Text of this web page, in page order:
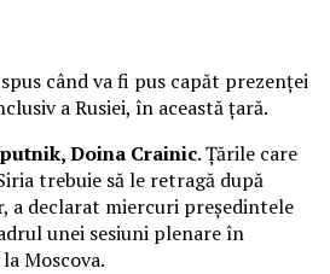
când va fi pus capăt prezenței
a Rusiei, în această țară.
Doina Crainic. Țările care
trebuie să le retragă după
declarat miercuri președintele
unei sesiuni plenare în
Moscova.